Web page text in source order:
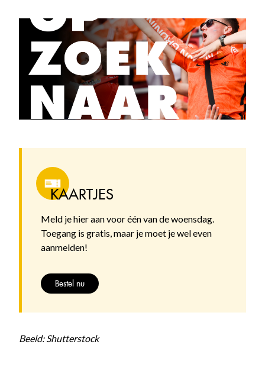
KAARTJES
Meld je hier aan voor één van de woensdag.
Toegang is gratis, maar je moet je wel even
aanmelden!
Bestel nu
Beeld: Shutterstock